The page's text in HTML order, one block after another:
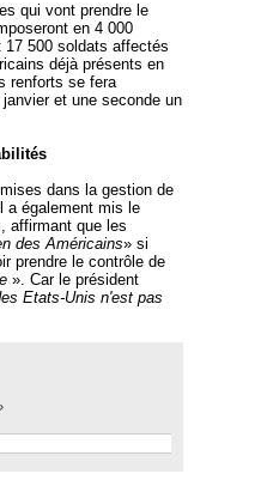
qui vont prendre le
en 4 000
17 500 soldats affectés
déjà présents en
renforts se fera
et une seconde un
dans la gestion de
a également mis le
affirmant que les
des Américains» si
prendre le contrôle de
». Car le président
Etats-Unis n'est pas